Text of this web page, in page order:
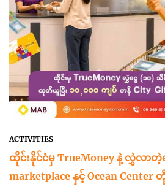
ACTIVITIES
ထိုင်းနိုင်ငံမှ TrueMoney နဲ့ လွှဲလာတဲ့
marketplace နှင့် Ocean